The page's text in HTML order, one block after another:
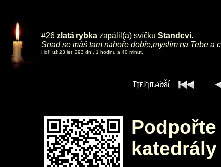
#26 zlatá rybka zapálil(a) svíčku Standovi.
Snad se máš tam nahoře dobře,myslím na Tebe a
Hoří už 23 let, 293 dní, 1 hodinu a 40 minut.
katedrály